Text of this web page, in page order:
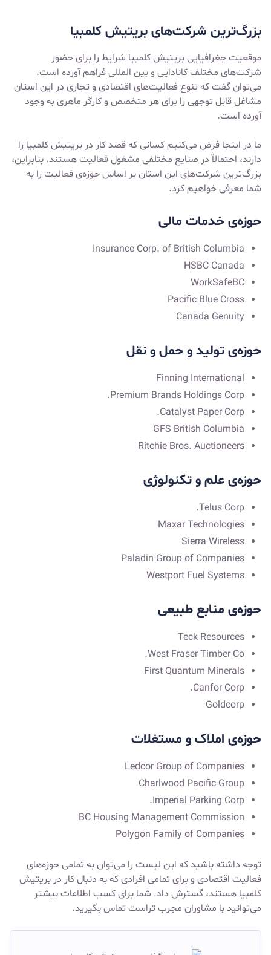
بزرگ‌ترین شرکت‌های بریتیش کلمبیا
موقعیت جغرافیایی بریتیش کلمبیا شرایط را برای حضور
شرکت‌های مختلف کانادایی و بین المللی فراهم آورده است.
می‌توان گفت که تنوع فعالیت‌های اقتصادی و تجاری در این استان
مشاغل قابل توجهی را برای هر متخصص و کارگر ماهری به وجود
آورده است.
ما در اینجا فرض می‌کنیم کسانی که قصد کار در بریتیش کلمبیا را
دارند، احتمالاً در صنایع مختلفی مشغول فعالیت هستند. بنابراین،
بزرگ‌ترین شرکت‌های این استان بر اساس حوزه‌ی فعالیت را به
شما معرفی خواهیم کرد.
حوزه‌ی خدمات مالی
Insurance Corp. of British Columbia
HSBC Canada
WorkSafeBC
Pacific Blue Cross
Canada Genuity
حوزه‌ی تولید و حمل و نقل
Finning International
Premium Brands Holdings Corp.
Catalyst Paper Corp.
GFS British Columbia
Ritchie Bros. Auctioneers
حوزه‌ی علم و تکنولوژی
Telus Corp.
Maxar Technologies
Sierra Wireless
Paladin Group of Companies
Westport Fuel Systems
حوزه‌ی منابع طبیعی
Teck Resources
West Fraser Timber Co.
First Quantum Minerals
Canfor Corp.
Goldcorp
حوزه‌ی املاک و مستغلات
Ledcor Group of Companies
Charlwood Pacific Group
Imperial Parking Corp.
BC Housing Management Commission
Polygon Family of Companies
توجه داشته باشید که این لیست را می‌توان به تمامی حوزه‌های
فعالیت اقتصادی و برای تمامی افرادی که به دنبال کار در بریتیش
کلمبیا هستند، گسترش داد. شما برای کسب اطلاعات بیشتر
می‌توانید با مشاوران مجرب تراست تماس بگیرید.